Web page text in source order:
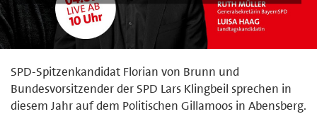
SPD-Spitzenkandidat Florian von Brunn und
Bundesvorsitzender der SPD Lars Klingbeil sprechen in
diesem Jahr auf dem Politischen Gillamoos in Abensberg.